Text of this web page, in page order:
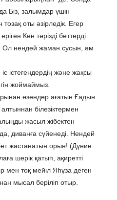
Біз, залымдар үшін
оты әзірледік. Егер
Кен тәрізді беттерді
Ол нендей жаман сусын, әм
істегендердің және жақсы
жоймаймыз.
өзендер ағатын Ғадын
білезіктермен
жасыл жібектен
диванға сүйенеді. Нендей
жастанатын орын! (Дүние
шерік қатып, ақиретті
мен тоқ мейіл Яһұза деген
мысал беріліп отыр.